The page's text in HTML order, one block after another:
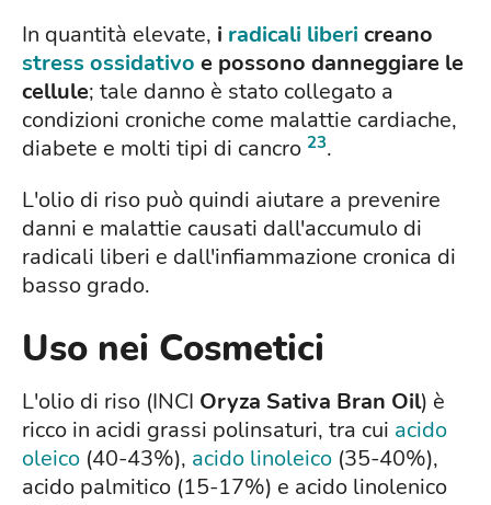
In quantità elevate, i radicali liberi creano
stress ossidativo e possono danneggiare le
cellule; tale danno è stato collegato a
condizioni croniche come malattie cardiache,
diabete e molti tipi di cancro 23.
L'olio di riso può quindi aiutare a prevenire
danni e malattie causati dall'accumulo di
radicali liberi e dall'infiammazione cronica di
basso grado.
Uso nei Cosmetici
L'olio di riso (INCI Oryza Sativa Bran Oil) è
ricco in acidi grassi polinsaturi, tra cui acido
oleico (40-43%), acido linoleico (35-40%),
acido palmitico (15-17%) e acido linolenico